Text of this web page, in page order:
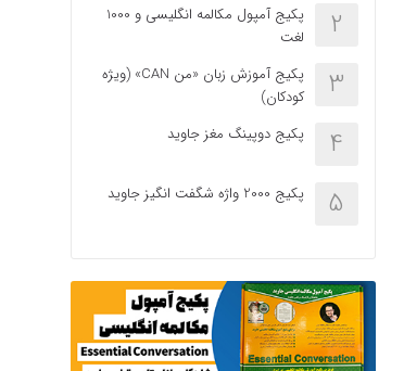
2
پکیج آمپول مکالمه انگلیسی و 1000
لغت
3
پکیج آموزش زبان «من CAN» (ویژه
کودکان)
4 پکیج دوپینگ مغز جاوید
5 پکیج 2000 واژه شگفت انگیز جاوید